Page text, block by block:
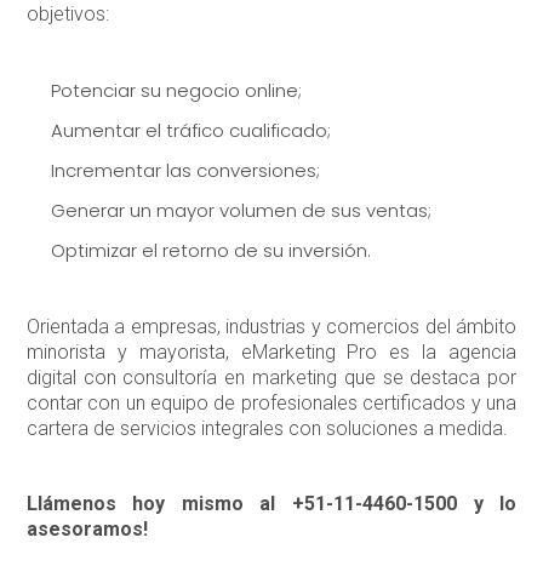
objetivos:
Potenciar su negocio online;
Aumentar el tráfico cualificado;
Incrementar las conversiones;
Generar un mayor volumen de sus ventas;
Optimizar el retorno de su inversión.
Orientada a empresas, industrias y comercios del ámbito
minorista y mayorista, eMarketing Pro es la agencia
digital con consultoría en marketing que se destaca por
contar con un equipo de profesionales certificados y una
cartera de servicios integrales con soluciones a medida.
Llámenos hoy mismo al +51-11-4460-1500 y lo
asesoramos!